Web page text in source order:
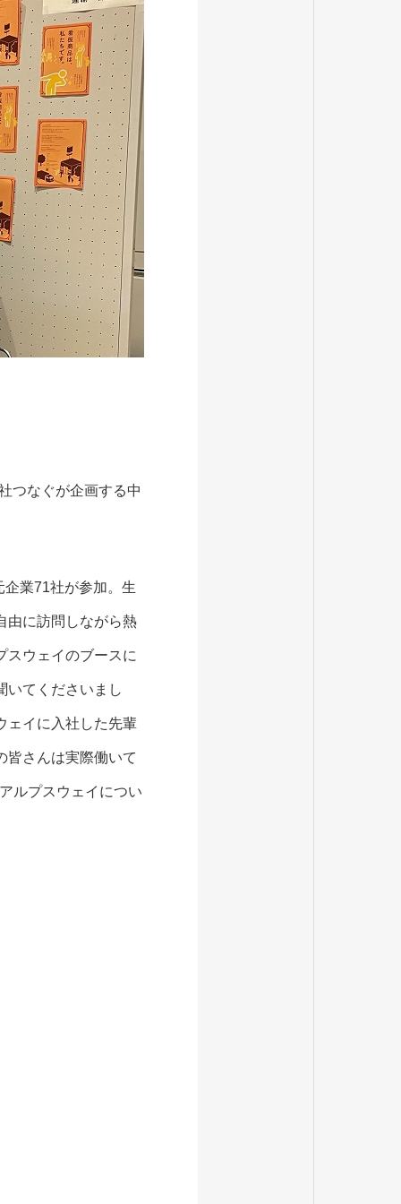
つなぐが企画する中
業71社が参加。生
由に訪問しながら熱
スウェイのブースに
いてくださいまし
ェイに入社した先輩
皆さんは実際働いて
ルプスウェイについ